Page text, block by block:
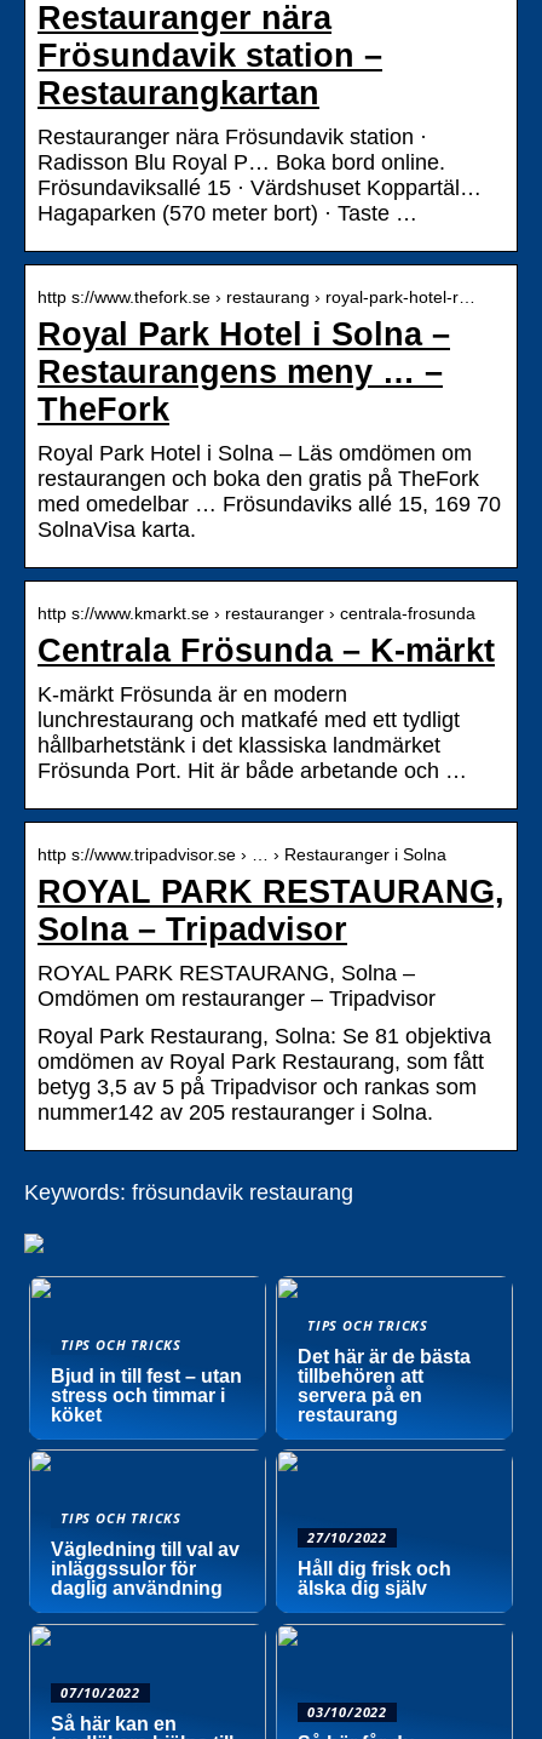
Restauranger nära
Frösundavik station –
Restaurangkartan
Restauranger nära Frösundavik station ·
Radisson Blu Royal P… Boka bord online.
Frösundaviksallé 15 · Värdshuset Koppartäl…
Hagaparken (570 meter bort) · Taste …
http s://www.thefork.se › restaurang › royal-park-hotel-r…
Royal Park Hotel i Solna –
Restaurangens meny … –
TheFork
Royal Park Hotel i Solna – Läs omdömen om
restaurangen och boka den gratis på TheFork
med omedelbar … Frösundaviks allé 15, 169 70
SolnaVisa karta.
http s://www.kmarkt.se › restauranger › centrala-frosunda
Centrala Frösunda – K-märkt
K-märkt Frösunda är en modern
lunchrestaurang och matkafé med ett tydligt
hållbarhetstänk i det klassiska landmärket
Frösunda Port. Hit är både arbetande och …
http s://www.tripadvisor.se › … › Restauranger i Solna
ROYAL PARK RESTAURANG,
Solna – Tripadvisor
ROYAL PARK RESTAURANG, Solna –
Omdömen om restauranger – Tripadvisor
Royal Park Restaurang, Solna: Se 81 objektiva
omdömen av Royal Park Restaurang, som fått
betyg 3,5 av 5 på Tripadvisor och rankas som
nummer142 av 205 restauranger i Solna.
Keywords: frösundavik restaurang
TIPS OCH TRICKS
Bjud in till fest – utan
stress och timmar i
köket
TIPS OCH TRICKS
Det här är de bästa
tillbehören att
servera på en
restaurang
TIPS OCH TRICKS
Vägledning till val av
inläggssulor för
daglig användning
27/10/2022
Håll dig frisk och
älska dig själv
07/10/2022
Så här kan en
03/10/2022